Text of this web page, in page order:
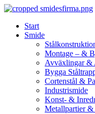
Skip
contentStart
Smide
Montage – &
Avväxlingar &
Bygga
Cortenstål &
Industrismide
Konst- &
Metallpartier &